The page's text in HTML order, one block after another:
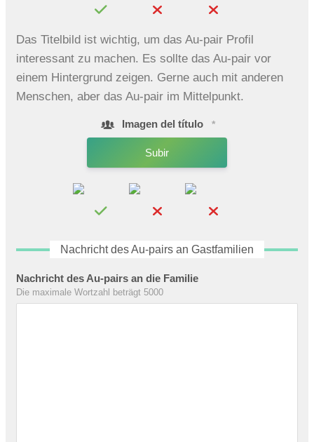
Das Titelbild ist wichtig, um das Au-pair Profil
interessant zu machen. Es sollte das Au-pair vor
einem Hintergrund zeigen. Gerne auch mit anderen
Menschen, aber das Au-pair im Mittelpunkt.
Imagen del título *
Subir
Nachricht des Au-pairs an Gastfamilien
Nachricht des Au-pairs an die Familie
Die maximale Wortzahl beträgt 5000